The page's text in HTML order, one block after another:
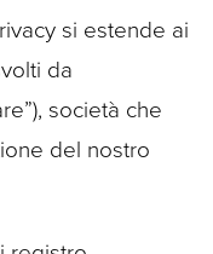
si estende ai
da
società che
del nostro